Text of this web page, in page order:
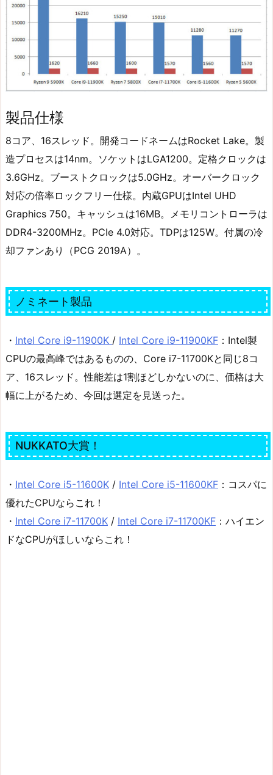
製品仕様
8コア、16スレッド。開発コードネームはRocket Lake。製
造プロセスは14nm。ソケットはLGA1200。定格クロックは
3.6GHz。ブーストクロックは5.0GHz。オーバークロック
対応の倍率ロックフリー仕様。内蔵GPUはIntel UHD
Graphics 750。キャッシュは16MB。メモリコントローラは
DDR4-3200MHz。PCIe 4.0対応。TDPは125W。付属の冷
却ファンあり（PCG 2019A）。
ノミネート製品
・ Intel Core i9-11900K / Intel Core i9-11900KF ：Intel製
CPUの最高峰ではあるものの、Core i7-11700Kと同じ8コ
ア、16スレッド。性能差は1割ほどしかないのに、価格は大
幅に上がるため、今回は選定を見送った。
NUKKATO大賞！
・ Intel Core i5-11600K / Intel Core i5-11600KF ：コスパに
優れたCPUならこれ！
・ Intel Core i7-11700K / Intel Core i7-11700KF ：ハイエン
ドなCPUがほしいならこれ！